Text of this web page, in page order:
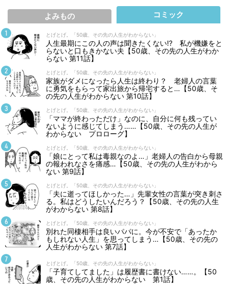
よみもの コミック
とげとげ。「50歳、その先の人生がわからない」
人生最期にこの人の声は聞きたくない⁉ 私が機嫌をと
らないと口もきかない夫【50歳、その先の人生がわか
らない 第11話】
とげとげ。「50歳、その先の人生がわからない」
家族がダメになったら人生は終わり？ 老婦人の言葉
に勇気をもらって家出旅から帰宅すると…【50歳、そ
の先の人生がわからない 第10話】
とげとげ。「50歳、その先の人生がわからない」
「ママが終わっただけ」なのに、自分に何も残ってい
ないように感じてしまう……【50歳、その先の人生が
わからない プロローグ】
とげとげ。「50歳、その先の人生がわからない」
「娘にとって私は毒親なのよ…」老婦人の告白から母親
の報われなさを痛感…【50歳、その先の人生がわから
ない 第9話】
とげとげ。「50歳、その先の人生がわからない」
「夫に逝ってほしかった…」先輩女性の言葉が突き刺さ
る。私はどうしたいんだろう？【50歳、その先の人生
がわからない 第8話】
とげとげ。「50歳、その先の人生がわからない」
別れた同棲相手は良いパパに。今が不安で「あったか
もしれない人生」を思ってしまう…【50歳、その先の
人生がわからない 第7話】
とげとげ。「50歳、その先の人生がわからない」
「子育てしてました」は履歴書に書けない……。【50
歳、その先の人生がわからない 第1話】